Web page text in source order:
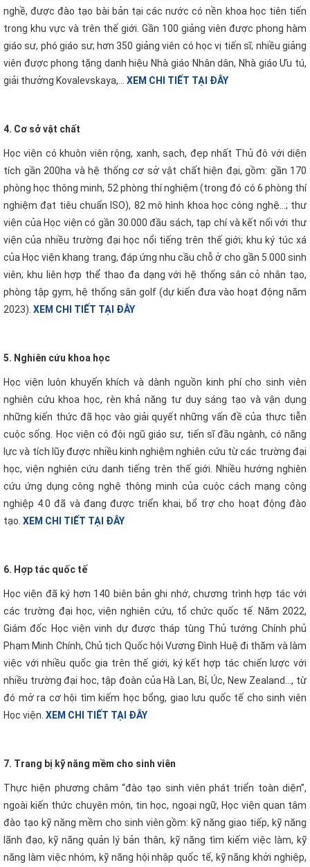
nghề, được đào tạo bài bản tại các nước có nền khoa học tiên tiến
trong khu vực và trên thế giới. Gần 100 giảng viên được phong hàm
giáo sư, phó giáo sư; hơn 350 giảng viên có học vị tiến sĩ; nhiều giảng
viên được phong tặng danh hiệu Nhà giáo Nhân dân, Nhà giáo Ưu tú,
giải thưởng Kovalevskaya,… XEM CHI TIẾT TẠI ĐÂY
4. Cơ sở vật chất
Học viện có khuôn viên rộng, xanh, sạch, đẹp nhất Thủ đô với diện
tích gần 200ha và hệ thống cơ sở vật chất hiện đại, gồm: gần 170
phòng học thông minh, 52 phòng thí nghiệm (trong đó có 6 phòng thí
nghiệm đạt tiêu chuẩn ISO), 82 mô hình khoa học công nghệ…; thư
viện của Học viện có gần 30.000 đầu sách, tạp chí và kết nối với thư
viện của nhiều trường đại học nổi tiếng trên thế giới; khu ký túc xá
của Học viện khang trang, đáp ứng nhu cầu chỗ ở cho gần 5.000 sinh
viên; khu liên hợp thể thao đa dạng với hệ thống sân cỏ nhân tạo,
phòng tập gym, hệ thống sân golf (dự kiến đưa vào hoạt động năm
2023). XEM CHI TIẾT TẠI ĐÂY
5. Nghiên cứu khoa học
Học viện luôn khuyến khích và dành nguồn kinh phí cho sinh viên
nghiên cứu khoa học, rèn khả năng tư duy sáng tạo và vận dụng
những kiến thức đã học vào giải quyết những vấn đề của thực tiễn
cuộc sống. Học viện có đội ngũ giáo sư, tiến sĩ đầu ngành, có năng
lực và tích lũy được nhiều kinh nghiệm nghiên cứu từ các trường đại
học, viện nghiên cứu danh tiếng trên thế giới. Nhiều hướng nghiên
cứu ứng dụng công nghệ thông minh của cuộc cách mạng công
nghiệp 4.0 đã và đang được triển khai, bổ trợ cho hoạt động đào
tạo. XEM CHI TIẾT TẠI ĐÂY
6. Hợp tác quốc tế
Học viện đã ký hơn 140 biên bản ghi nhớ, chương trình hợp tác với
các trường đại học, viện nghiên cứu, tổ chức quốc tế. Năm 2022,
Giám đốc Học viện vinh dự được tháp tùng Thủ tướng Chính phủ
Phạm Minh Chính, Chủ tịch Quốc hội Vương Đình Huệ đi thăm và làm
việc với nhiều quốc gia trên thế giới, ký kết hợp tác chiến lược với
nhiều trường đại học, tập đoàn của Hà Lan, Bỉ, Úc, New Zealand…, từ
đó mở ra cơ hội tìm kiếm học bổng, giao lưu quốc tế cho sinh viên
Học viện. XEM CHI TIẾT TẠI ĐÂY
7. Trang bị kỹ năng mềm cho sinh viên
Thực hiện phương châm “đào tạo sinh viên phát triển toàn diện”,
ngoài kiến thức chuyên môn, tin học, ngoại ngữ, Học viện quan tâm
đào tạo kỹ năng mềm cho sinh viên gồm: kỹ năng giao tiếp, kỹ năng
lãnh đạo, kỹ năng quản lý bản thân, kỹ năng tìm kiếm việc làm, kỹ
năng làm việc nhóm, kỹ năng hội nhập quốc tế, kỹ năng khởi nghiệp,